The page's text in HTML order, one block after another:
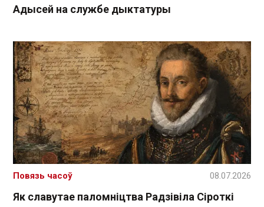
Адысей на службе дыктатуры
Як славутае паломніцтва Радзівіла Сіроткі
Повязь часоў 08.07.2026